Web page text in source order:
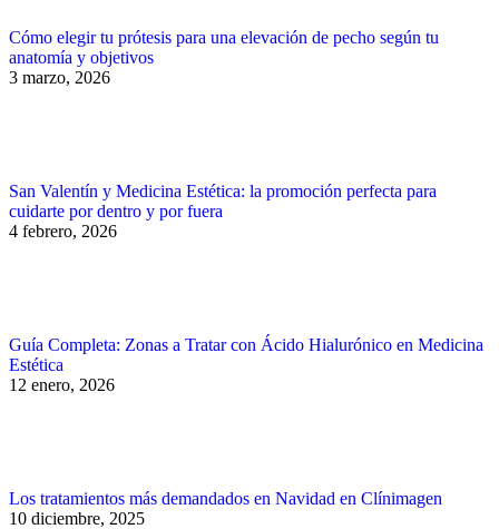
Cómo elegir tu prótesis para una elevación de pecho según tu
anatomía y objetivos
3 marzo, 2026
San Valentín y Medicina Estética: la promoción perfecta para
cuidarte por dentro y por fuera
4 febrero, 2026
Guía Completa: Zonas a Tratar con Ácido Hialurónico en Medicina
Estética
12 enero, 2026
Los tratamientos más demandados en Navidad en Clínimagen
10 diciembre, 2025